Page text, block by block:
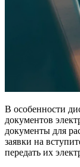
В особенности
документов
документы для
заявки на
передать их